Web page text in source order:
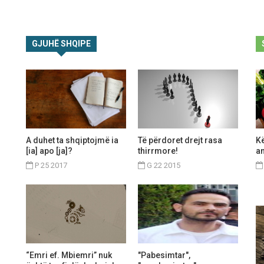
GJUHË SHQIPE
A duhet ta shqiptojmë ia
[ia] apo [ja]?
P 25 2017
Të përdoret drejt rasa
thirrmore!
G 22 2015
“Emri ef. Mbiemri” nuk
"Pabesimtar",